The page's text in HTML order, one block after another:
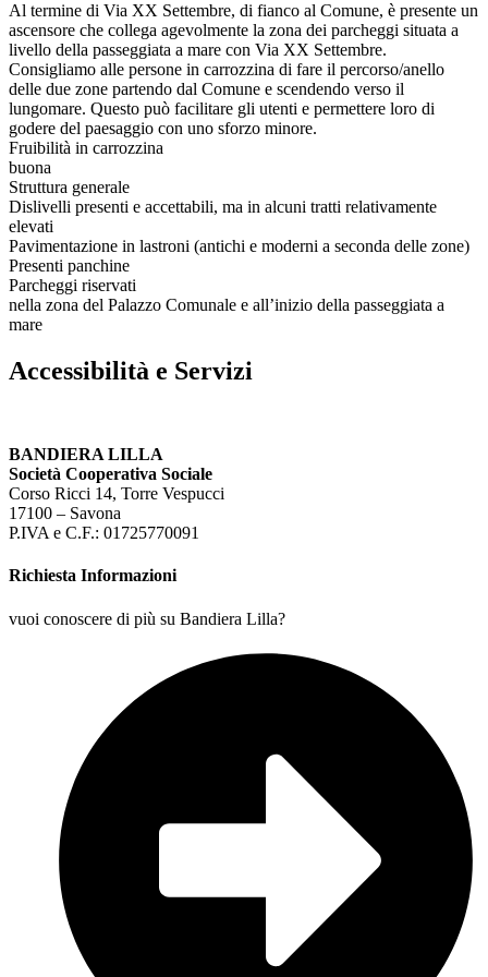
Al termine di Via XX Settembre, di fianco al Comune, è presente un
ascensore che collega agevolmente la zona dei parcheggi situata a
livello della passeggiata a mare con Via XX Settembre.
Consigliamo alle persone in carrozzina di fare il percorso/anello
delle due zone partendo dal Comune e scendendo verso il
lungomare. Questo può facilitare gli utenti e permettere loro di
godere del paesaggio con uno sforzo minore.
Fruibilità in carrozzina
buona
Struttura generale
Dislivelli presenti e accettabili, ma in alcuni tratti relativamente
elevati
Pavimentazione in lastroni (antichi e moderni a seconda delle zone)
Presenti panchine
Parcheggi riservati
nella zona del Palazzo Comunale e all’inizio della passeggiata a
mare
Accessibilità e Servizi
BANDIERA LILLA
Società Cooperativa Sociale
Corso Ricci 14, Torre Vespucci
17100 – Savona
P.IVA e C.F.: 01725770091
Richiesta Informazioni
vuoi conoscere di più su Bandiera Lilla?